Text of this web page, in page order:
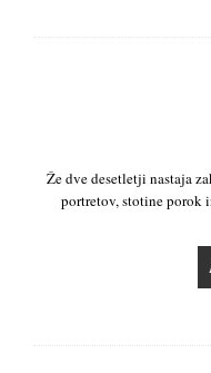
Že dve desetletji nastaja
portretov, stotine porok